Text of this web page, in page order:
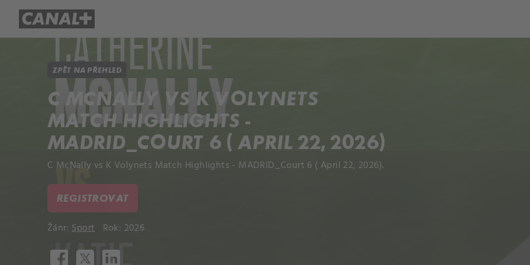
ZPĚT NA PŘEHLED
C MCNALLY VS K VOLYNETS
MATCH HIGHLIGHTS -
MADRID_COURT 6 ( APRIL 22, 2026)
C McNally vs K Volynets Match Highlights - MADRID_Court 6 ( April 22, 2026).
REGISTROVAT
Žánr:Sport Rok: 2026